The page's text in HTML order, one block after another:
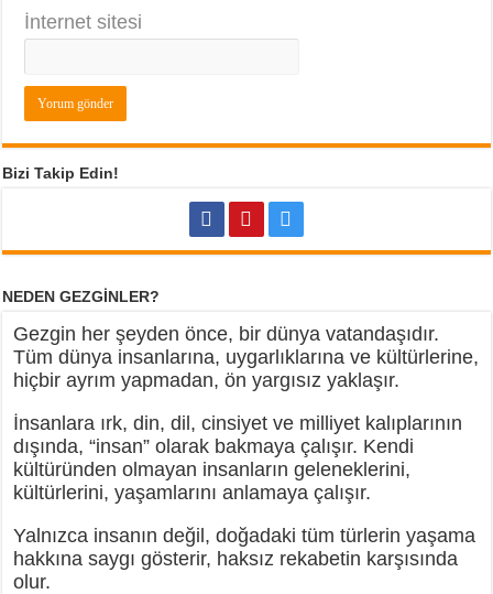
İnternet sitesi
Bizi Takip Edin!
NEDEN GEZGİNLER?
Gezgin her şeyden önce, bir dünya vatandaşıdır.
Tüm dünya insanlarına, uygarlıklarına ve kültürlerine,
hiçbir ayrım yapmadan, ön yargısız yaklaşır.
İnsanlara ırk, din, dil, cinsiyet ve milliyet kalıplarının
dışında, “insan” olarak bakmaya çalışır. Kendi
kültüründen olmayan insanların geleneklerini,
kültürlerini, yaşamlarını anlamaya çalışır.
Yalnızca insanın değil, doğadaki tüm türlerin yaşama
hakkına saygı gösterir, haksız rekabetin karşısında
olur.